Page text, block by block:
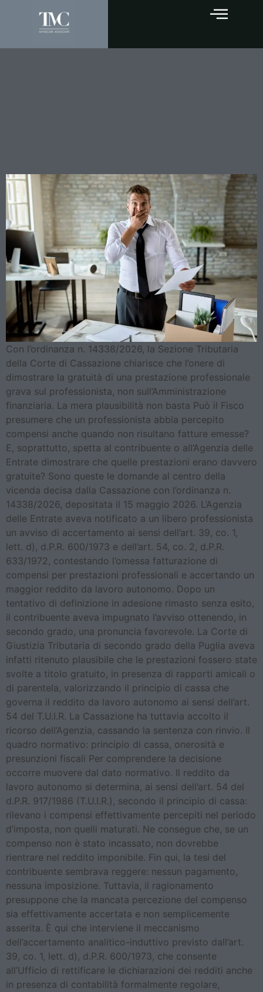
Con l’ordinanza n. 14338/2026, la Sezione Tributaria
della Corte di Cassazione chiarisce che l’onere di
dimostrare la gratuità di una prestazione professionale
grava sul professionista, non sull’Amministrazione
finanziaria. La mera plausibilità non basta Può il Fisco
presumere che un professionista abbia percepito
compensi anche quando non risultano fatture emesse?
E, soprattutto, spetta al contribuente o all’Agenzia delle
Entrate dimostrare che quelle prestazioni erano davvero
gratuite? Sono queste le domande al centro della
vicenda decisa dalla Cassazione con l’ordinanza n.
14338/2026, depositata il 15 maggio 2026. L’Agenzia
delle Entrate aveva notificato a un libero professionista
un avviso di accertamento ai sensi dell’art. 39, co. 1,
lett. d), d.P.R. 600/1973 e dell’art. 54, co. 2, d.P.R.
633/1972, contestando l’omessa fatturazione di
compensi per prestazioni professionali e accertando un
maggior reddito da lavoro autonomo. Dopo un
tentativo di definizione in adesione rimasto senza esito,
il contribuente aveva impugnato l’avviso ottenendo, in
secondo grado, una pronuncia favorevole. La Corte di
Giustizia Tributaria di secondo grado della Puglia aveva
infatti ritenuto plausibile che le prestazioni fossero state
svolte a titolo gratuito, in presenza di rapporti amicali o
di parentela, valorizzando il principio di cassa che
governa il reddito da lavoro autonomo ai sensi dell’art.
54 del T.U.I.R. La Cassazione ha tuttavia accolto il
ricorso dell’Agenzia, cassando la sentenza con rinvio. Il
quadro normativo: principio di cassa, onerosità e
presunzioni fiscali Per comprendere la decisione
occorre muovere dal dato normativo. Il reddito da
lavoro autonomo si determina, ai sensi dell’art. 54 del
d.P.R. 917/1986 (T.U.I.R.), secondo il principio di cassa:
rilevano i compensi effettivamente percepiti nel periodo
d’imposta, non quelli maturati. Ne consegue che, se un
compenso non è stato incassato, non dovrebbe
rientrare nel reddito imponibile. Fin qui, la tesi del
contribuente sembrava reggere: nessun pagamento,
nessuna imposizione. Tuttavia, il ragionamento
presuppone che la mancata percezione del compenso
sia effettivamente accertata e non semplicemente
asserita. È qui che interviene il meccanismo
dell’accertamento analitico-induttivo previsto dall’art.
39, co. 1, lett. d), d.P.R. 600/1973, che consente
all’Ufficio di rettificare le dichiarazioni dei redditi anche
in presenza di contabilità formalmente regolare,